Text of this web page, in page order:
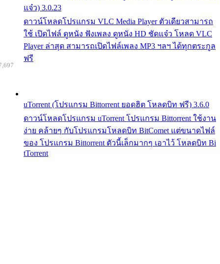
แจ๋ว) 3.0.23
ดาวน์โหลดโปรแกรม VLC Media Player ตัวเดียวสามารถ
ใช้ เปิดไฟล์ ดูหนัง ฟังเพลง ดูหนัง HD ชัดแจ๋ว โหลด VLC
Player ล่าสุด สามารถเปิดไฟล์เพลง MP3 ฯลฯ ได้ทุกตระกูล
ฟรี
uTorrent (โปรแกรม Bittorrent ยอดฮิต โหลดบิท ฟรี) 3.6.0
ดาวน์โหลดโปรแกรม uTorrent โปรแกรม Bittorrent ใช้งาน
ง่าย คล้ายๆ กับโปรแกรมโหลดบิท BitComet แต่ขนาดไฟล์
ของ โปรแกรม Bittorrent ตัวนี้เล็กมากๆ เอาไว้ โหลดบิท Bi
tTorrent